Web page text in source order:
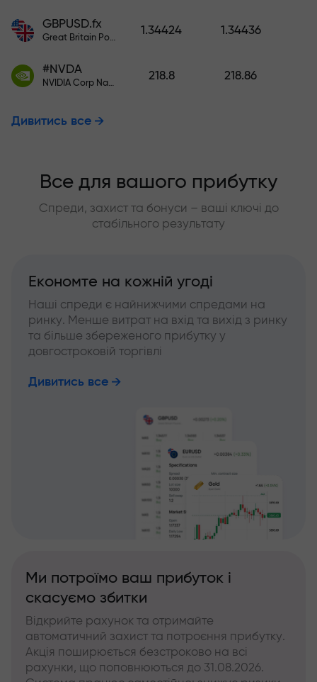
GBPUSD.fx
Great Britain Pound vs US Dollar
1.34424 1.34436
#NVDA
NVIDIA Corp Nasdaq Stock Exchange (Nasdaq) USD
218.8 218.86
Дивитись все
Все для вашого прибутку
Спреди, захист та бонуси – ваші ключі до
стабільного результату
Економте на кожній угоді
Наші спреди є найнижчими спредами на
ринку. Менше витрат на вхід та вихід з ринку
та більше збереженого прибутку у
довгостроковій торгівлі
Дивитись все
Ми потроїмо ваш прибуток і
скасуємо збитки
Відкрийте рахунок та отримайте
автоматичний захист та потроєння прибутку.
Акція поширюється безстроково на всі
рахунки, що поповнюються до 31.08.2026.